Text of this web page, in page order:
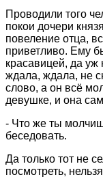
Проводили того
покои дочери
повеление отца,
приветливо. Ему
красавицей, да уж
ждала, ждала, не
слово, а он всё
девушке, и она
- Что же ты
беседовать.
Да только тот не
посмотреть,